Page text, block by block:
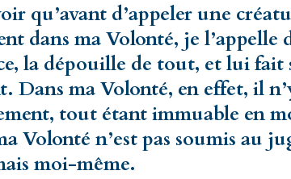
qu’avant d’appeler une
dans ma Volonté, je l’appelle
la dépouille de tout, et lui fait
Dans ma Volonté, en effet, il
tout étant immuable en
Volonté n’est pas soumis au
moi-même.